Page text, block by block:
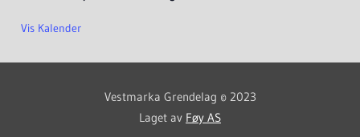
Vis Kalender
Vestmarka Grendelag © 2023
Laget av Føy AS